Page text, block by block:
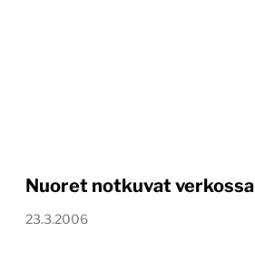
Nuoret notkuvat verkossa
23.3.2006